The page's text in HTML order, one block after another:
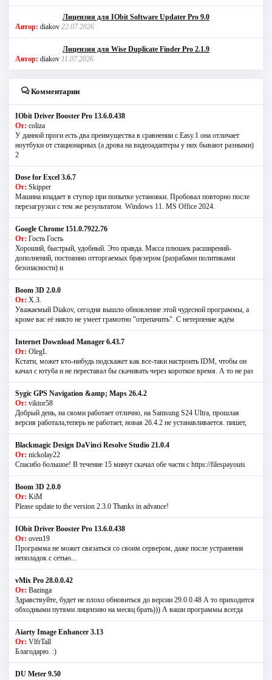
Лицензия для IObit Software Updater Pro 9.0
Автор: diakov 22.07.2026
Лицензия для Wise Duplicate Finder Pro 2.1.9
Автор: diakov 11.07.2026
Комментарии
IObit Driver Booster Pro 13.6.0.438
От: coliza
У данной проги есть два преимущества в сравнении с Easy.1 она отличает
ноутбуки от стационарных (а дрова на видеоадаптеры у них бывают разными)
2
Dose for Excel 3.6.7
От: Skipper
Машина впадает в ступор при попытке установки. Пробовал повторно после
перезагрузки с тем же результатом. Windows 11. MS Offiсe 2024.
Google Chrome 151.0.7922.76
От: Гость Гость
Хороший, быстрый, удобный. Это правда. Масса плюшек расширений-
дополнений, постоянно отторгаемых браузером (разрабами политиками
безопасности) и
Boom 3D 2.0.0
От: Х.З.
Уважаемый Diakov, сегодня вышло обновление этой чудесной программы, а
кроме вас её никто не умеет грамотно "отрепачить". С нетерпение ждём
Internet Download Manager 6.43.7
От: OlegL
Кстати, может кто-нибудь подскажет как все-таки настроить IDM, чтобы он
качал с ютуба и не переставал бы скачивать через короткое время. А то не раз
Sygic GPS Navigation &amp; Maps 26.4.2
От: viktor58
Добрый день, на сяоми работает отлично, на Samsung S24 Ultra, прошлая
версия работала,теперь не работает, новая 26.4.2 не устанавливается. пишет,
Blackmagic Design DaVinci Resolve Studio 21.0.4
От: nickolay22
Спасибо большое! В течение 15 минут скачал обе части с https://filespayouts
Boom 3D 2.0.0
От: KiM
Please update to the version 2.3.0 Thanks in advance!
IObit Driver Booster Pro 13.6.0.438
От: oven19
Программа не может связаться со своим сервером, даже после устранения
неполадок с сетью...
vMix Pro 28.0.0.42
От: Bazinga
Здравствуйте, будет не плохо обновиться до версии 29.0.0.48 А то приходится
обходными путями лицензию на месяц брать))) А ваши программы всегда
Aiarty Image Enhancer 3.13
От: VlfrTall
Благодарю. :)
DU Meter 9.50